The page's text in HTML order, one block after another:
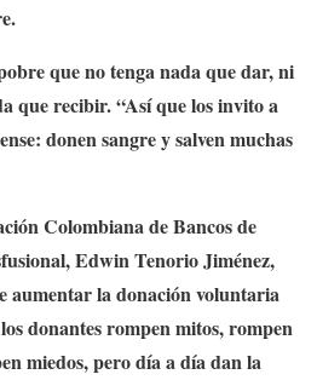
que no tenga nada que dar, ni
que recibir. “Así que los invito a
donen sangre y salven muchas
Colombiana de Bancos de
Edwin Tenorio Jiménez,
aumentar la donación voluntaria
donantes rompen mitos, rompen
miedos, pero día a día dan la